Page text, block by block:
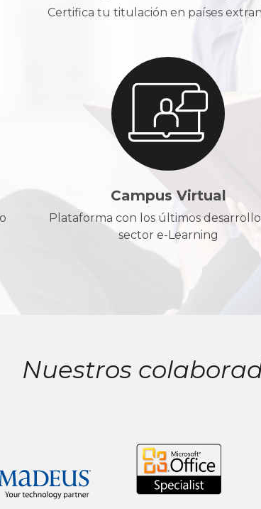
Certifica tu titulación en países
Campus Virtual
Plataforma con los últimos
sector e-Learning
Nuestros